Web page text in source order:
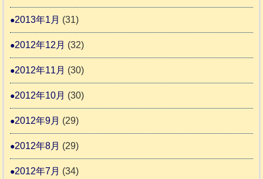
2013年1月 (31)
2012年12月 (32)
2012年11月 (30)
2012年10月 (30)
2012年9月 (29)
2012年8月 (29)
2012年7月 (34)